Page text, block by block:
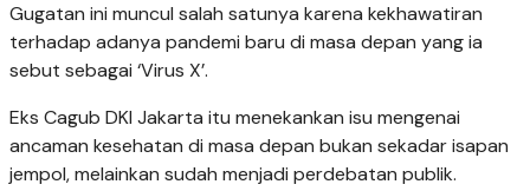
Gugatan ini muncul salah satunya karena kekhawatiran
terhadap adanya pandemi baru di masa depan yang ia
sebut sebagai ‘Virus X’.
Eks Cagub DKI Jakarta itu menekankan isu mengenai
ancaman kesehatan di masa depan bukan sekadar isapan
jempol, melainkan sudah menjadi perdebatan publik.